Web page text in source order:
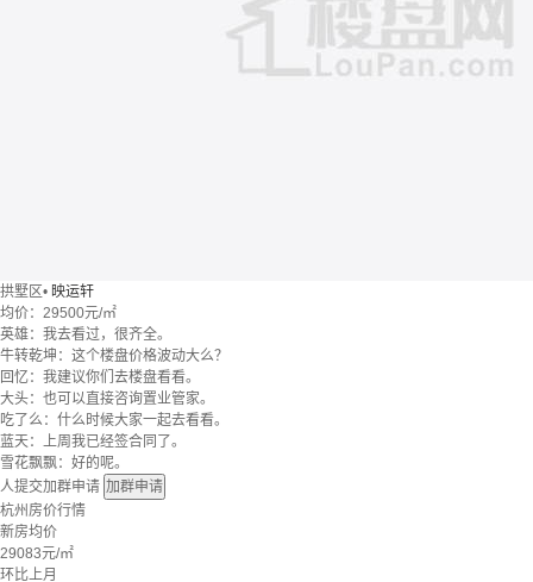
拱墅区• 映运轩
均价： 29500元/㎡
英雄：我去看过，很齐全。
牛转乾坤：这个楼盘价格波动大么？
回忆：我建议你们去楼盘看看。
大头：也可以直接咨询置业管家。
吃了么：什么时候大家一起去看看。
蓝天：上周我已经签合同了。
雪花飘飘：好的呢。
人提交加群申请 加群申请
杭州房价行情
新房均价
29083元/㎡
环比上月